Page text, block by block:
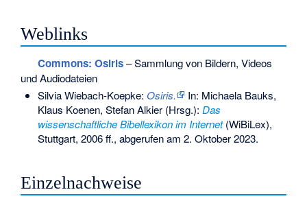
Weblinks
Commons: Osiris– Sammlung von Bildern, Videos
und Audiodateien
Silvia Wiebach-Koepke: Osiris.
In: Michaela Bauks,
Klaus Koenen, Stefan Alkier (Hrsg.): Das
wissenschaftliche Bibellexikon im Internet(WiBiLex),
Stuttgart, 2006 ff., abgerufen am 2. Oktober 2023.
Einzelnachweise